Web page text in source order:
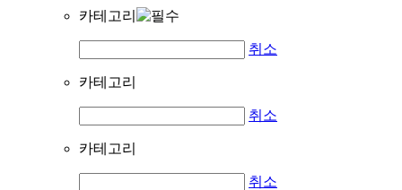
카테고리
취소
카테고리
취소
카테고리
취소